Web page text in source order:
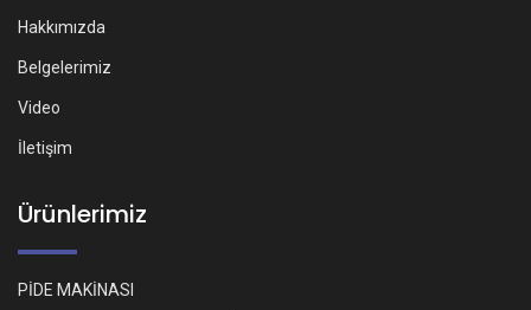
Hakkımızda
Belgelerimiz
Video
İletişim
Ürünlerimiz
PİDE MAKİNASI